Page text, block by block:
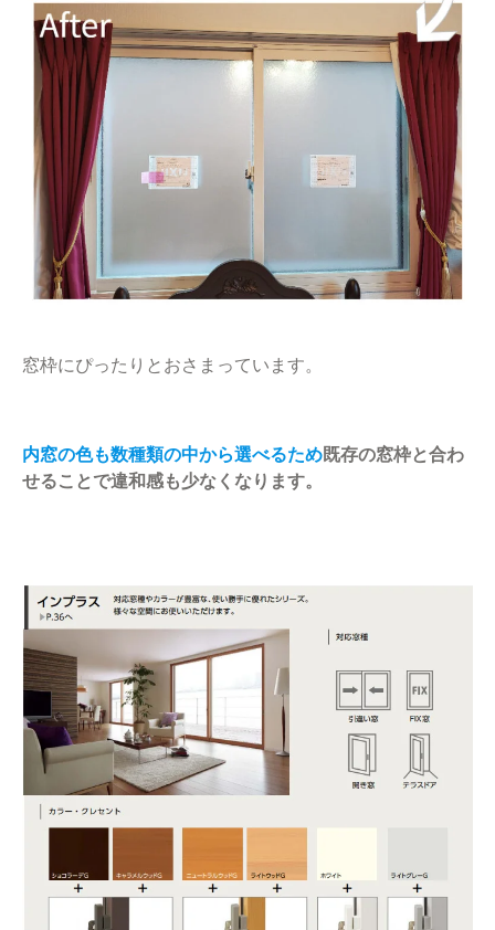
窓枠にぴったりとおさまっています。
内窓の色も数種類の中から選べるため既存の窓枠と合わ
せることで違和感も少なくなります。